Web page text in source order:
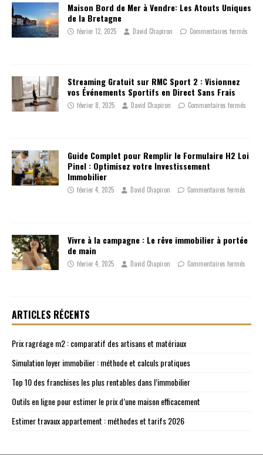
Maison Bord de Mer à Vendre: Les Atouts Uniques
de la Bretagne
février 12, 2025 David Chapiron Commentaires fermés
Streaming Gratuit sur RMC Sport 2 : Visionnez
vos Événements Sportifs en Direct Sans Frais
février 8, 2025 David Chapiron Commentaires fermés
Guide Complet pour Remplir le Formulaire H2 Loi
Pinel : Optimisez votre Investissement
Immobilier
février 4, 2025 David Chapiron Commentaires fermés
Vivre à la campagne : Le rêve immobilier à portée
de main
février 4, 2025 David Chapiron Commentaires fermés
ARTICLES RÉCENTS
Prix ragréage m2 : comparatif des artisans et matériaux
Simulation loyer immobilier : méthode et calculs pratiques
Top 10 des franchises les plus rentables dans l’immobilier
Outils en ligne pour estimer le prix d’une maison efficacement
Estimer travaux appartement : méthodes et tarifs 2026